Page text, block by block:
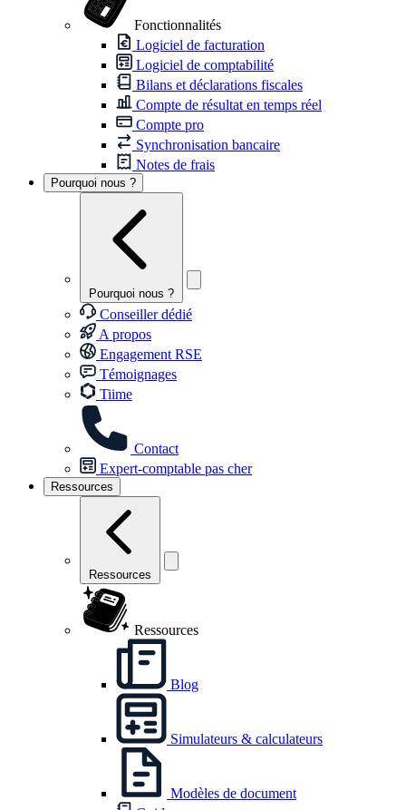
Fonctionnalités
Logiciel de facturation
Logiciel de comptabilité
Bilans et déclarations fiscales
Compte de résultat en temps réel
Compte pro
Synchronisation bancaire
Notes de frais
Pourquoi nous ?
Pourquoi nous ?
Conseiller dédié
A propos
Engagement RSE
Témoignages
Tiime
Contact
Expert-comptable pas cher
Ressources
Ressources
Ressources
Blog
Simulateurs & calculateurs
Modèles de document